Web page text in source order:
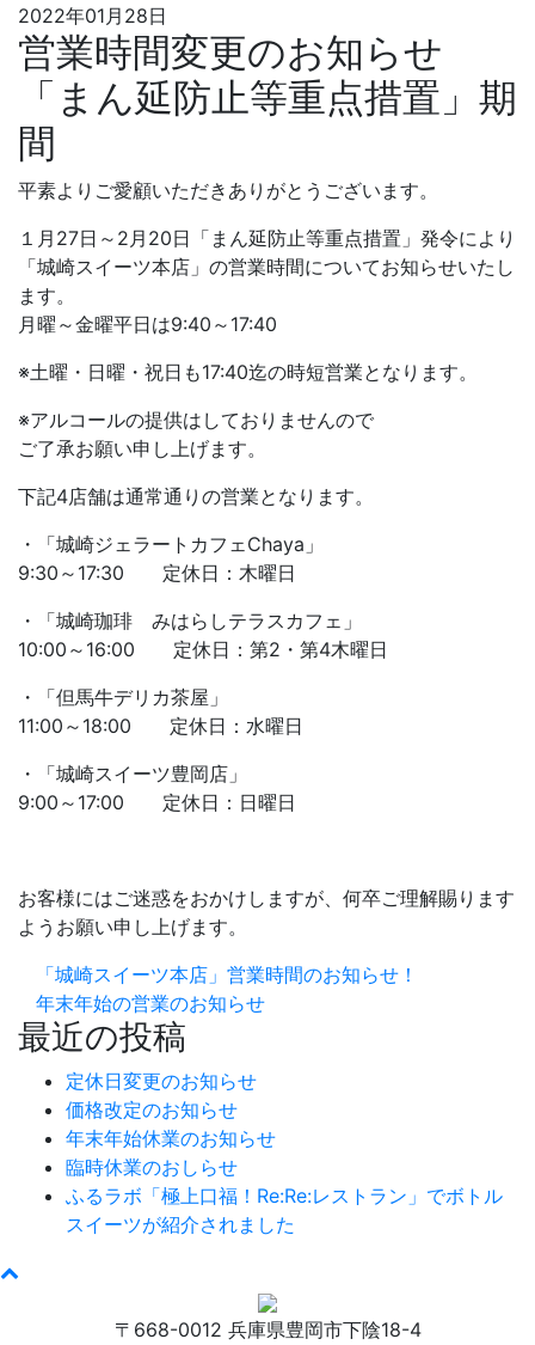
2022年01月28日
営業時間変更のお知らせ
「まん延防止等重点措置」期
間
平素よりご愛顧いただきありがとうございます。
１月27日～2月20日「まん延防止等重点措置」発令により
「城崎スイーツ本店」の営業時間についてお知らせいたし
ます。
月曜～金曜平日は9:40～17:40
※土曜・日曜・祝日も17:40迄の時短営業となります。
※アルコールの提供はしておりませんので
ご了承お願い申し上げます。
下記4店舗は通常通りの営業となります。
・「城崎ジェラートカフェChaya」
9:30～17:30 定休日：木曜日
・「城崎珈琲 みはらしテラスカフェ」
10:00～16:00 定休日：第2・第4木曜日
・「但馬牛デリカ茶屋」
11:00～18:00 定休日：水曜日
・「城崎スイーツ豊岡店」
9:00～17:00 定休日：日曜日
お客様にはご迷惑をおかけしますが、何卒ご理解賜ります
ようお願い申し上げます。
「城崎スイーツ本店」営業時間のお知らせ！
年末年始の営業のお知らせ
最近の投稿
定休日変更のお知らせ
価格改定のお知らせ
年末年始休業のお知らせ
臨時休業のおしらせ
ふるラボ「極上口福！Re:Re:レストラン」でボトル
スイーツが紹介されました
〒668-0012 兵庫県豊岡市下陰18-4